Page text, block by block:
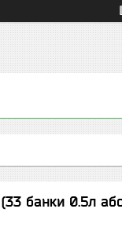
банки 0.5л